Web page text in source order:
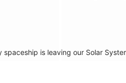
is leaving our Solar